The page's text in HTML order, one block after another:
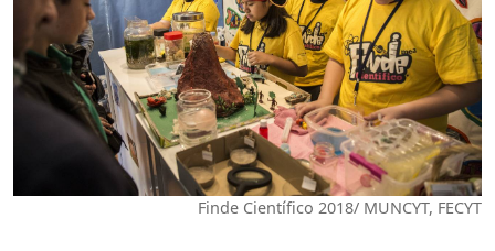
Finde Científico 2018/ MUNCYT, FECYT